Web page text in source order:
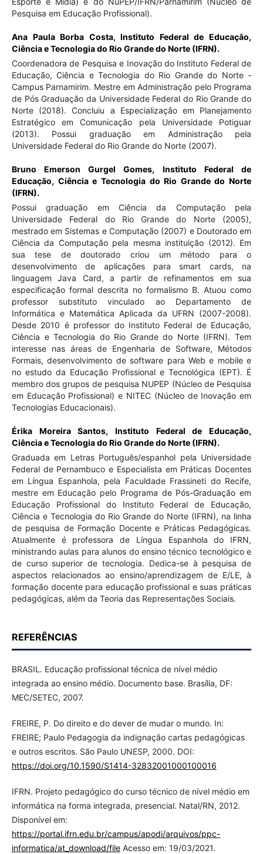
Pesquisa em Educação Profissional).
Ana Paula Borba Costa,Instituto Federal de Educação,
Ciência e Tecnologia do Rio Grande do Norte (IFRN).
Coordenadora de Pesquisa e Inovação do Instituto Federal de
Educação, Ciência e Tecnologia do Rio Grande do Norte -
Campus Parnamirim. Mestre em Administração pelo Programa
de Pós Graduação da Universidade Federal do Rio Grande do
Norte (2018). Concluiu a Especialização em Planejamento
Estratégico em Comunicação pela Universidade Potiguar
(2013). Possui graduação em Administração pela
Universidade Federal do Rio Grande do Norte (2007).
Bruno Emerson Gurgel Gomes, Instituto Federal de
Educação, Ciência e Tecnologia do Rio Grande do Norte
(IFRN).
Possui graduação em Ciência da Computação pela
Universidade Federal do Rio Grande do Norte (2005),
mestrado em Sistemas e Computação (2007) e Doutorado em
Ciência da Computação pela mesma instituição (2012). Em
sua tese de doutorado criou um método para o
desenvolvimento de aplicações para smart cards, na
linguagem Java Card, a partir de refinamentos em sua
especificação formal descrita no formalismo B. Atuou como
professor substituto vinculado ao Departamento de
Informática e Matemática Aplicada da UFRN (2007-2008).
Desde 2010 é professor do Instituto Federal de Educação,
Ciência e Tecnologia do Rio Grande do Norte (IFRN). Tem
interesse nas áreas de Engenharia de Software, Métodos
Formais, desenvolvimento de software para Web e mobile e
no estudo da Educação Profissional e Tecnológica (EPT). É
membro dos grupos de pesquisa NUPEP (Núcleo de Pesquisa
em Educação Profissional) e NITEC (Núcleo de Inovação em
Tecnologias Educacionais).
Érika Moreira Santos, Instituto Federal de Educação,
Ciência e Tecnologia do Rio Grande do Norte (IFRN).
Graduada em Letras Português/espanhol pela Universidade
Federal de Pernambuco e Especialista em Práticas Docentes
em Língua Espanhola, pela Faculdade Frassineti do Recife,
mestre em Educação pelo Programa de Pós-Graduação em
Educação Profissional do Instituto Federal de Educação,
Ciência e Tecnologia do Rio Grande do Norte (IFRN), na linha
de pesquisa de Formação Docente e Práticas Pedagógicas.
Atualmente é professora de Língua Espanhola do IFRN,
ministrando aulas para alunos do ensino técnico tecnológico e
de curso superior de tecnologia. Dedica-se à pesquisa de
aspectos relacionados ao ensino/aprendizagem de E/LE, à
formação docente para educação profissional e suas práticas
pedagógicas, além da Teoria das Representações Sociais.
REFERÊNCIAS
BRASIL. Educação profissional técnica de nível médio
integrada ao ensino médio. Documento base. Brasília, DF:
MEC/SETEC, 2007.
FREIRE, P. Do direito e do dever de mudar o mundo. In:
FREIRE; Paulo Pedagogia da indignação cartas pedagógicas
e outros escritos. São Paulo UNESP, 2000. DOI:
https://doi.org/10.1590/S1414-32832001000100016
IFRN. Projeto pedagógico do curso técnico de nível médio em
informática na forma integrada, presencial. Natal/RN, 2012.
Disponível em:
https://portal.ifrn.edu.br/campus/apodi/arquivos/ppc-
informatica/at_download/fileAcesso em: 19/03/2021.